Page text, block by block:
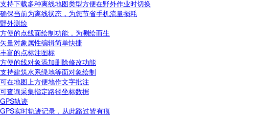
支持下载多种离线地图类型方便在野外作业时切换
确保当前为离线状态，为您节省手机流量损耗
野外测绘
方便的点线面绘制功能，为测绘而生
矢量对象属性编辑简单快捷
丰富的点标注图标
方便的线对象添加删除修改功能
支持建筑水系绿地等面对象绘制
可在地图上方便地作文字批注
可查询采集指定路径坐标数据
GPS轨迹
GPS实时轨迹记录，从此路过皆有痕